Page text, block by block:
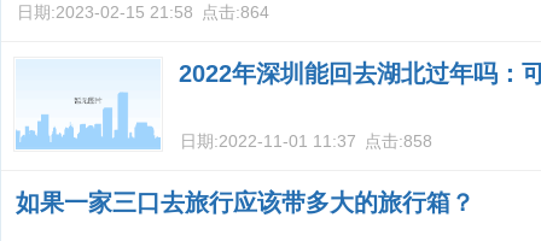
日期:2023-02-15 21:58 点击:864
2022年深圳能回去湖北过年吗：
日期:2022-11-01 11:37 点击:858
如果一家三口去旅行应该带多大的旅行箱？